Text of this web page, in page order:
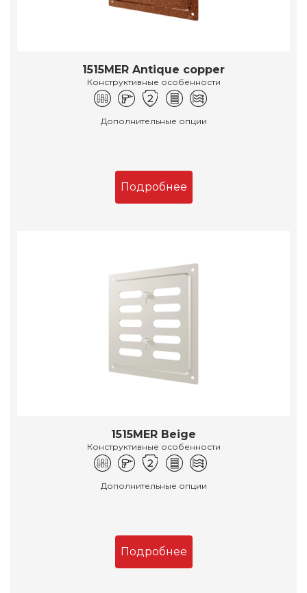
1515MER Antique copper
Конструктивные особенности
Дополнительные опции
Подробнее
1515MER Beige
Конструктивные особенности
Дополнительные опции
Подробнее